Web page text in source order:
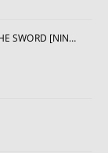
ONIMUSHA: WAY OF THE SWORD [NINTENDO SWITCH 2]